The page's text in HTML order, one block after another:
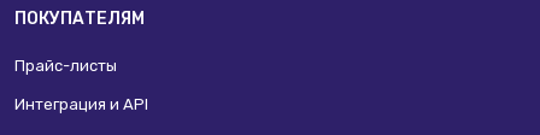
ПОКУПАТЕЛЯМ
Прайс-листы
Интеграция и API